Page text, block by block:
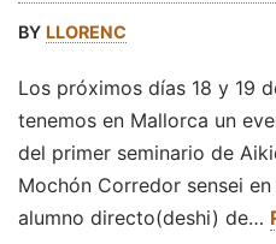
BY LLORENC
Los próximos días 18 y 19
tenemos en Mallorca un
del primer seminario de
Mochón Corredor sensei
alumno directo(deshi) de…